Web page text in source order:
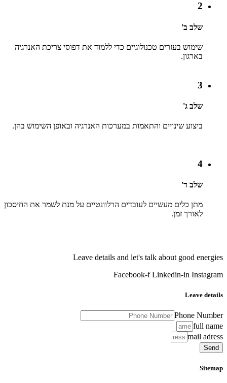
2
שלב ב'
שימוש בעזרים טכנולוגיים כדי ללמוד את דפוסי צריכת האנרגיה
בארגון.
3
שלב ג'
ביצוע שינויים והתאמות במערכות האנרגיה ובאופן השימוש בהן.
4
שלב ד'
מתן כלים מעשיים לעובדים הרלוונטיים על מנת לשמר את החיסכון
לאורך זמן.
Leave details and let's talk about good energies
Facebook-f Linkedin-in Instagram
Leave details
Phone Number
full name
mail adress
Send
Sitemap